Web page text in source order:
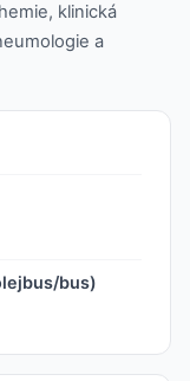
klinická
a
bus)